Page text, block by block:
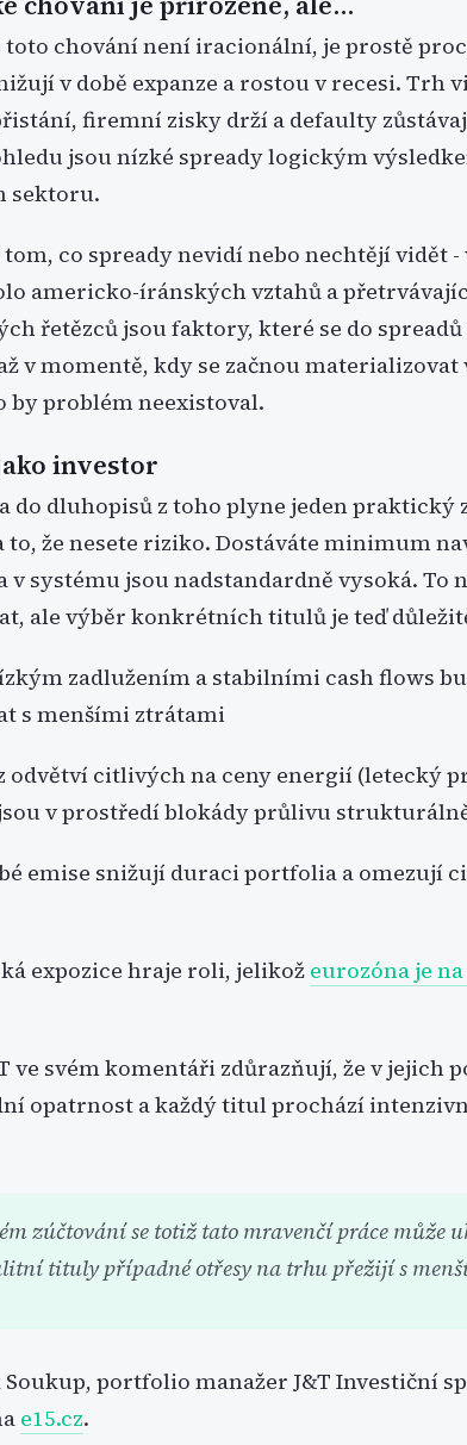
toto chování není iracionální, je prostě
v době expanze a rostou v recesi. Trh
firemní zisky drží a defaulty
jsou nízké spready logickým
sektoru.
co spready nevidí nebo nechtějí vidět
americko-íránských vztahů a
řetězců jsou faktory, které se do
v momentě, kdy se začnou
by problém neexistoval.
investor
do dluhopisů z toho plyne jeden praktický
to, že nesete riziko. Dostáváte minimum
systému jsou nadstandardně vysoká. To
ale výběr konkrétních titulů je teď
zadlužením a stabilními cash flows
s menšími ztrátami
odvětví citlivých na ceny energií (letecký
v prostředí blokády průlivu
emise snižují duraci portfolia a omezují
expozice hraje roli, jelikož eurozóna je
ve svém komentáři zdůrazňují, že v jejich
opatrnost a každý titul prochází
zúčtování se totiž tato mravenčí práce může
tituly případné otřesy na trhu přežijí s
Soukup, portfolio manažer J&T Investiční
e15.cz.